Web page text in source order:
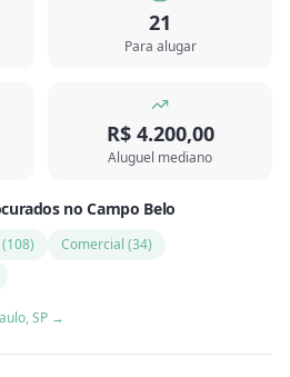
21
Para alugar
R$ 4.200,00
Aluguel mediano
no Campo Belo
(108) Comercial (34)
,SP →